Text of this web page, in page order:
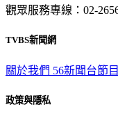
觀眾服務專線：02-
TVBS新聞網
關於我們 56新聞台節
政策與隱私